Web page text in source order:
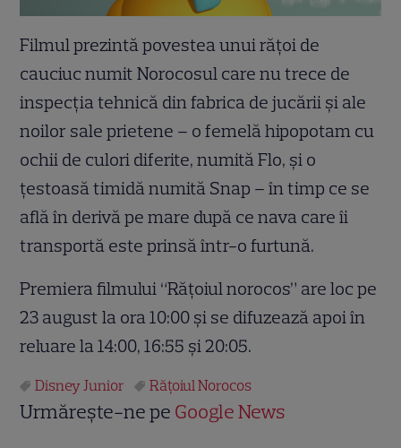
Filmul prezintă povestea unui rățoi de
cauciuc numit Norocosul care nu trece de
inspecția tehnică din fabrica de jucării și ale
noilor sale prietene – o femelă hipopotam cu
ochii de culori diferite, numită Flo, și o
țestoasă timidă numită Snap – în timp ce se
află în derivă pe mare după ce nava care îi
transportă este prinsă într-o furtună.
Premiera filmului “Rățoiul norocos” are loc pe
23 august la ora 10:00 și se difuzează apoi în
reluare la 14:00, 16:55 și 20:05.
Disney Junior Răţoiul Norocos
Urmărește-ne pe Google News